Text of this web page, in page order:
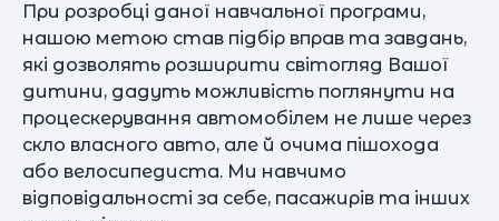
При розробці даної навчальної програми,
нашою метою став підбір вправ та завдань,
які дозволять розширити світогляд Вашої
дитини, дадуть можливість поглянути на
процескерування автомобілем не лише через
скло власного авто, але й очима пішохода
або велосипедиста. Ми навчимо
відповідальності за себе, пасажирів та інших